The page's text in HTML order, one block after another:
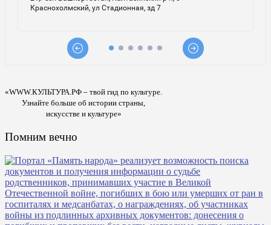
«WWW.КУЛЬТУРА.РФ – твой гид по культуре.
Узнайте больше об истории страны,
искусстве и культуре»
Помним вечно